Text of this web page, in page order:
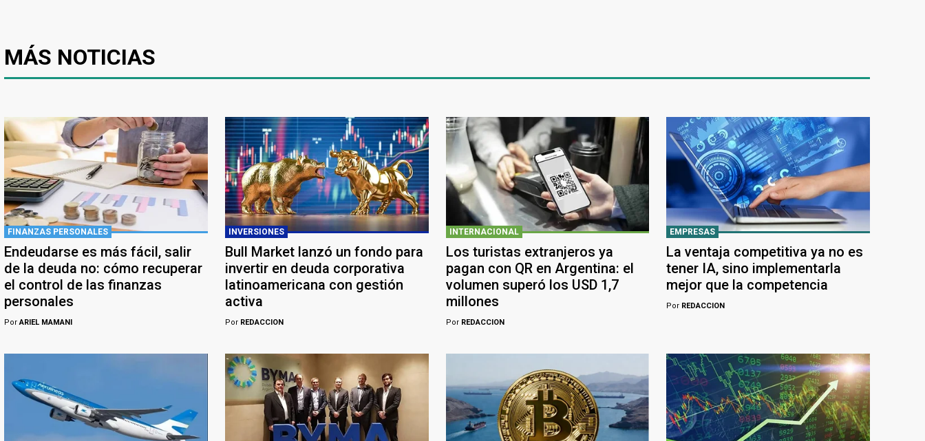
MÁS NOTICIAS
FINANZAS PERSONALES
Endeudarse es más fácil, salir
de la deuda no: cómo recuperar
el control de las finanzas
personales
PorARIEL MAMANI
INVERSIONES
Bull Market lanzó un fondo para
invertir en deuda corporativa
latinoamericana con gestión
activa
PorREDACCION
INTERNACIONAL
Los turistas extranjeros ya
pagan con QR en Argentina: el
volumen superó los USD 1,7
millones
PorREDACCION
EMPRESAS
La ventaja competitiva ya no es
tener IA, sino implementarla
mejor que la competencia
Por REDACCION